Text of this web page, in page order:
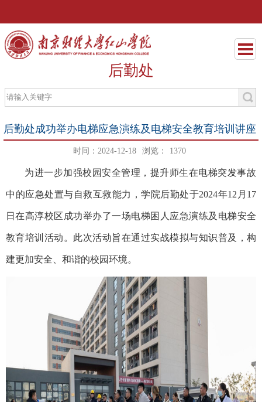
后勤处
后勤处成功举办电梯应急演练及电梯安全教育培训讲座
时间：2024-12-18 浏览： 1370
为进一步加强校园安全管理，提升师生在电梯突发事故
中的应急处置与自救互救能力， 学院后勤处于2024年12月 17
日在高淳校区 成功举办了一场电梯困人应急演练及电梯安全
教育培训 活动。此次活动旨在通过实战模拟与知识普及，构
建更加安全、和谐的校园环境。